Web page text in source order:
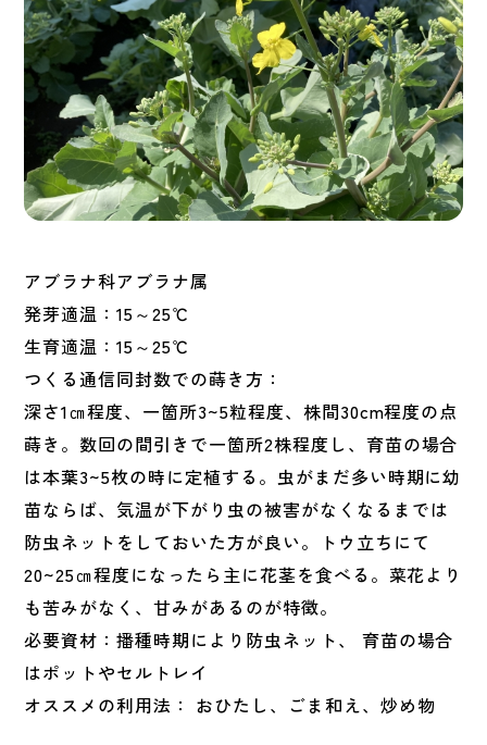
アブラナ科アブラナ属
発芽適温：15～25℃
生育適温：15～25℃
つくる通信同封数での蒔き方：
深さ1㎝程度、一箇所3~5粒程度、株間30cm程度の点
蒔き。数回の間引きで一箇所2株程度し、育苗の場合
は本葉3~5枚の時に定植する。虫がまだ多い時期に幼
苗ならば、気温が下がり虫の被害がなくなるまでは
防虫ネットをしておいた方が良い。トウ立ちにて
20~25㎝程度になったら主に花茎を食べる。菜花より
も苦みがなく、甘みがあるのが特徴。
必要資材：播種時期により防虫ネット、 育苗の場合
はポットやセルトレイ
オススメの利用法： おひたし、ごま和え、炒め物